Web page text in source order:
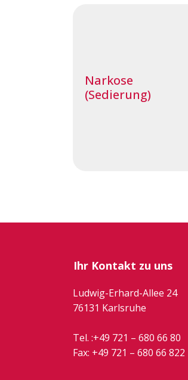
Narkose
(Sedierung)
Ihr Kontakt zu uns
Ludwig-Erhard-Allee 24
76131 Karlsruhe
Tel. :+49 721 – 680 66 80
Fax: +49 721 – 680 66 822